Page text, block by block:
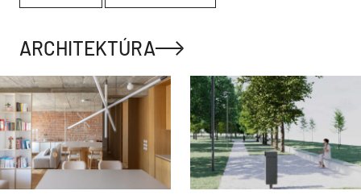
ARCHITEKTÚRA